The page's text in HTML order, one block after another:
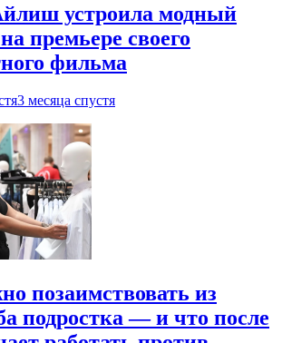
устроила модный
премьере своего
фильма
3 месяца спустя
позаимствовать из
подростка — и что после